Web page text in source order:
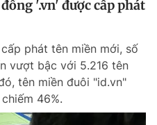
'.vn' được cấp phát
phát tên miền mới, số
vượt bậc với 5.216 tên
tên miền đuôi "id.vn"
46%.